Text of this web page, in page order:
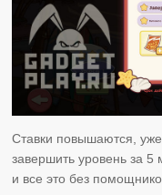
Ставки повышаются,
завершить уровень за 5
и все это без